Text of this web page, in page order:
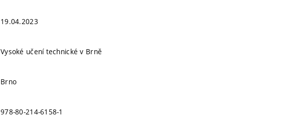
19.04.2023
Vysoké učení technické v Brně
Brno
978-80-214-6158-1